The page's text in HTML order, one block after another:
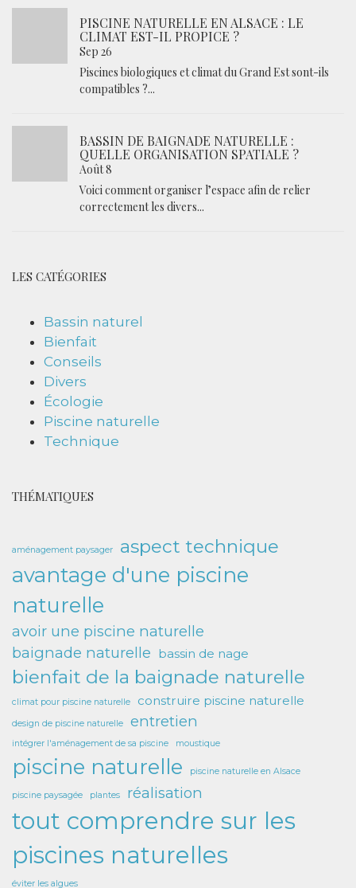
PISCINE NATURELLE EN ALSACE : LE
CLIMAT EST-IL PROPICE ?
Sep 26
Piscines biologiques et climat du Grand Est sont-ils
compatibles ?...
BASSIN DE BAIGNADE NATURELLE :
QUELLE ORGANISATION SPATIALE ?
Août 8
Voici comment organiser l’espace afin de relier
correctement les divers...
LES CATÉGORIES
Bassin naturel
Bienfait
Conseils
Divers
Écologie
Piscine naturelle
Technique
THÉMATIQUES
aménagement paysager aspect technique
avantage d'une piscine
naturelle
avoir une piscine naturelle
baignade naturelle bassin de nage
bienfait de la baignade naturelle
climat pour piscine naturelle construire piscine naturelle
design de piscine naturelle entretien
intégrer l'aménagement de sa piscine moustique
piscine naturelle piscine naturelle en Alsace
piscine paysagée plantes réalisation
tout comprendre sur les
piscines naturelles
éviter les algues